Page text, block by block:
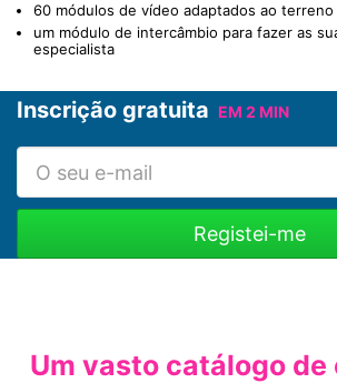
60 módulos de vídeo adaptados ao terreno
um módulo de intercâmbio para fazer as
especialista
Inscrição gratuita EM 2 MIN
Um vasto catálogo de